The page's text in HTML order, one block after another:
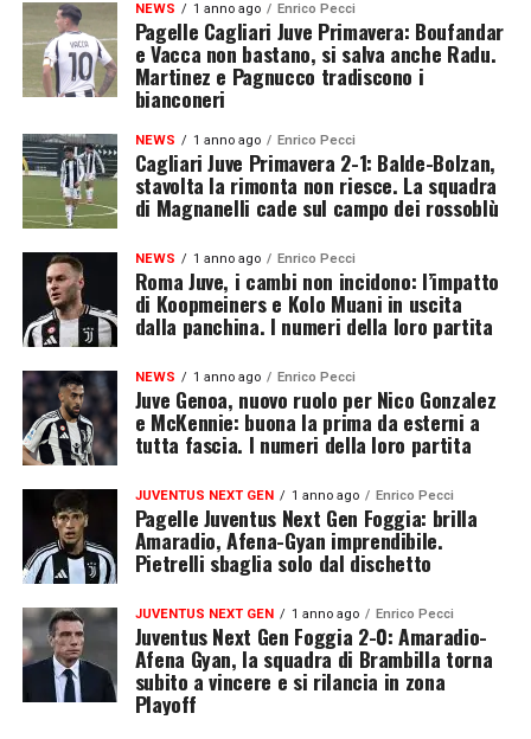
NEWS 1 anno ago Enrico Pecci
Pagelle Cagliari Juve Primavera: Boufandar
e Vacca non bastano, si salva anche Radu.
Martinez e Pagnucco tradiscono i
bianconeri
NEWS 1 anno ago Enrico Pecci
Cagliari Juve Primavera 2-1: Balde-Bolzan,
stavolta la rimonta non riesce. La squadra
di Magnanelli cade sul campo dei rossoblù
NEWS 1 anno ago Enrico Pecci
Roma Juve, i cambi non incidono: l’impatto
di Koopmeiners e Kolo Muani in uscita
dalla panchina. I numeri della loro partita
NEWS 1 anno ago Enrico Pecci
Juve Genoa, nuovo ruolo per Nico Gonzalez
e McKennie: buona la prima da esterni a
tutta fascia. I numeri della loro partita
JUVENTUS NEXT GEN 1 anno ago Enrico Pecci
Pagelle Juventus Next Gen Foggia: brilla
Amaradio, Afena-Gyan imprendibile.
Pietrelli sbaglia solo dal dischetto
JUVENTUS NEXT GEN 1 anno ago Enrico Pecci
Juventus Next Gen Foggia 2-0: Amaradio-
Afena Gyan, la squadra di Brambilla torna
subito a vincere e si rilancia in zona
Playoff